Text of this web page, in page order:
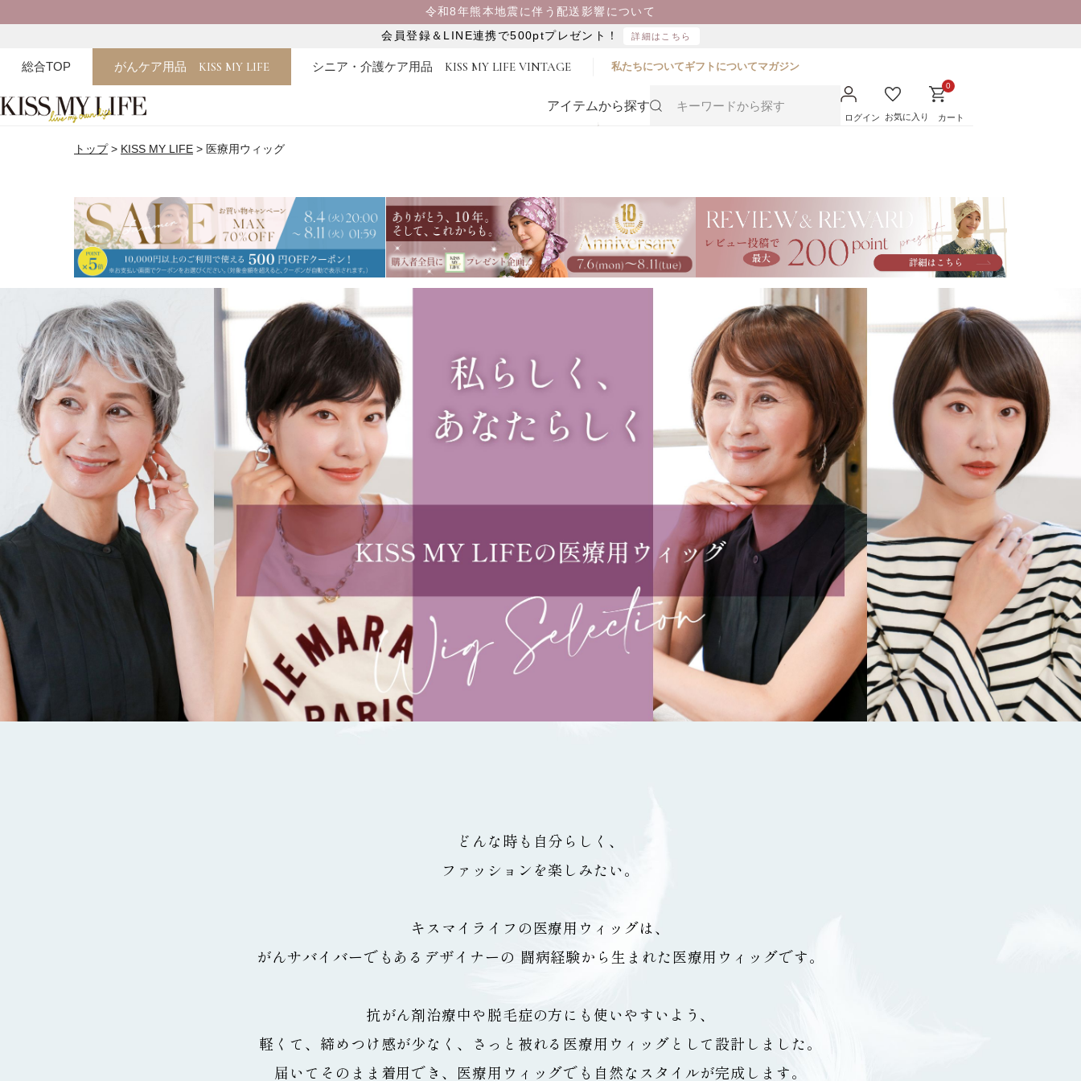
令和8年熊本地震に伴う配送影響について
会員登録＆LINE連携で500ptプレゼント！
詳細はこちら
総合TOP がんケア用品 KISS MY LIFE シニア・介護ケア用品 KISS MY LIFE VINTAGE 私たちについてギフトについてマガジン
アイテムから探す
ログイン お気に入り
0
カート
トップ KISS MY LIFE 医療用ウィッグ
どんな時も自分らしく、
ファッションを楽しみたい。
キスマイライフの医療用ウィッグは、
がんサバイバーでもあるデザイナーの 闘病経験から生まれた医療用ウィッグです。
抗がん剤治療中や脱毛症の方にも使いやすいよう、
軽くて、締めつけ感が少なく、
さっと被れる医療用ウィッグとして設計しました。
届いてそのまま着用でき、 医療用ウィッグでも自然なスタイルが完成します。